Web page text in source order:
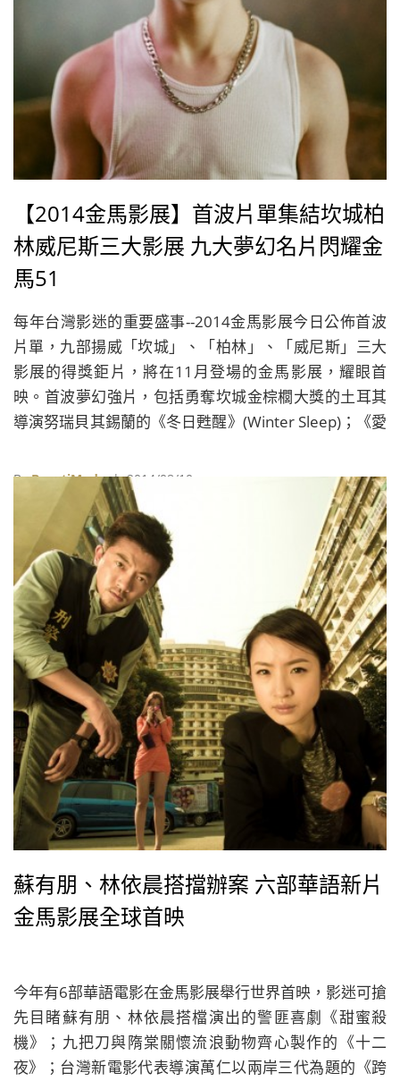
【2014金馬影展】首波片單集結坎城柏
林威尼斯三大影展 九大夢幻名片閃耀金
馬51
每年台灣影迷的重要盛事--2014金馬影展今日公佈首波
片單，九部揚威「坎城」、「柏林」、「威尼斯」三大
影展的得獎鉅片，將在11月登場的金馬影展，耀眼首
映。首波夢幻強片，包括勇奪坎城金棕櫚大獎的土耳其
導演努瑞貝其錫蘭的《冬日甦醒》(Winter Sleep)；《愛
《年少時代》(Boyhood)；囊括威尼斯影展最佳導演與
男主角的《暴力小姐》(Miss Violence)；義大利新銳女
導艾莉絲羅爾瓦雀以黑馬之姿擊敗多位名導拿下坎城評
審團大獎的《蜂蜜之夏》(The Wonders)；讓政府官僚
無所遁形、坎城最佳劇本《纏繞之蛇》(Leviathan)；中
國導演刁亦男獲得柏林金熊
ByBeautiMode| 2014/08/10
蘇有朋、林依晨搭擋辦案 六部華語新片
金馬影展全球首映
今年有6部華語電影在金馬影展舉行世界首映，影迷可搶
先目睹蘇有朋、林依晨搭檔演出的警匪喜劇《甜蜜殺
機》；九把刀與隋棠關懷流浪動物齊心製作的《十二
夜》；台灣新電影代表導演萬仁以兩岸三代為題的《跨